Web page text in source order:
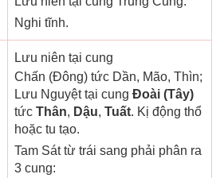
Nghi tĩnh.
Lưu niên tại cung
Chấn (Đông) tức Dần, Mão, Thìn;
Lưu Nguyệt tại cung Đoài (Tây)
tức Thân, Dậu, Tuất. Kị động thổ
hoặc tu tạo.
Tam Sát từ trái sang phải phân ra
3 cung: